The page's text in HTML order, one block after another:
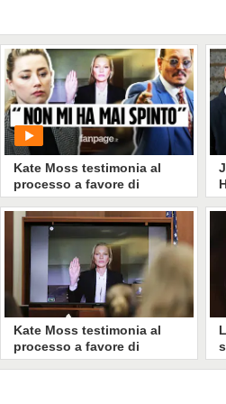
Kate Moss testimonia al
processo a favore di
Johnny Depp e smentisce
le accuse di Amber Heard
357• diVideonews
Kate Moss testimonia al
processo a favore di
Johnny Depp e smentisce